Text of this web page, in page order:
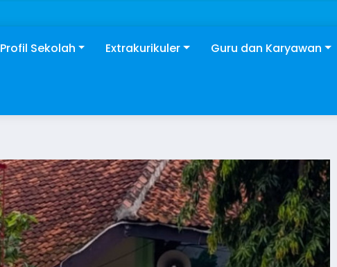
Profil Sekolah Extrakurikuler Guru dan Karyawan